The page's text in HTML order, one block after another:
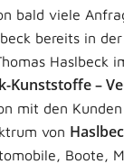
bald viele
bereits in
Haslbeck
Kunststoffe –
mit den
von
Boote,